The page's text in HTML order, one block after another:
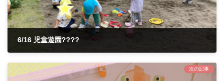
6/16 児童遊園????
次の記事